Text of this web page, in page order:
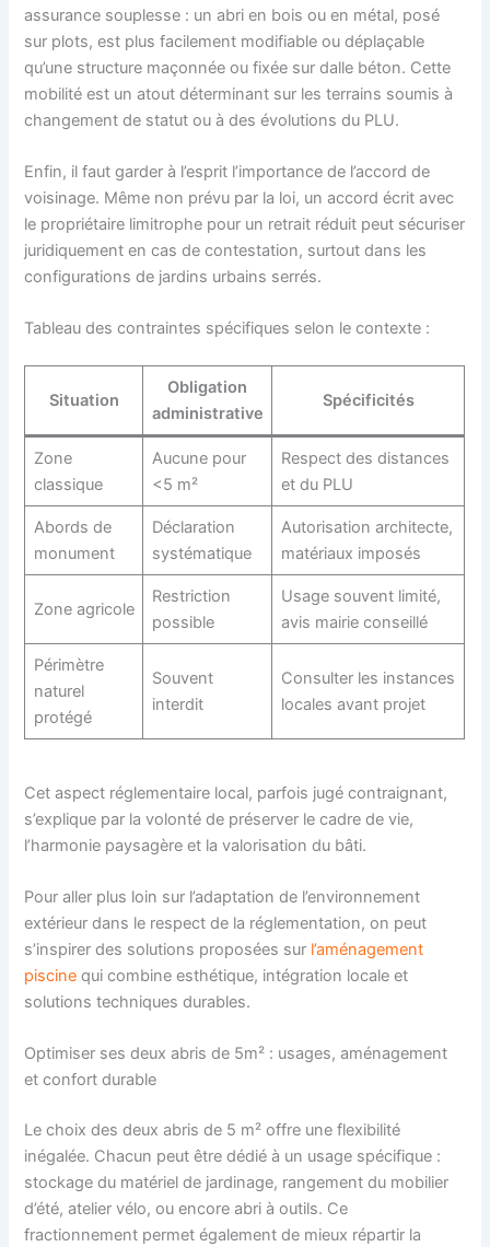
assurance souplesse : un abri en bois ou en métal, posé
sur plots, est plus facilement modifiable ou déplaçable
qu’une structure maçonnée ou fixée sur dalle béton. Cette
mobilité est un atout déterminant sur les terrains soumis à
changement de statut ou à des évolutions du PLU.
Enfin, il faut garder à l’esprit l’importance de l’accord de
voisinage. Même non prévu par la loi, un accord écrit avec
le propriétaire limitrophe pour un retrait réduit peut sécuriser
juridiquement en cas de contestation, surtout dans les
configurations de jardins urbains serrés.
Tableau des contraintes spécifiques selon le contexte :
Situation
Obligation
administrative
Spécificités
Zone
classique
Aucune pour
<5 m²
Respect des distances
et du PLU
Abords de
monument
Déclaration
systématique
Autorisation architecte,
matériaux imposés
Zone agricole
Restriction
possible
Usage souvent limité,
avis mairie conseillé
Périmètre
naturel
protégé
Souvent
interdit
Consulter les instances
locales avant projet
Cet aspect réglementaire local, parfois jugé contraignant,
s’explique par la volonté de préserver le cadre de vie,
l’harmonie paysagère et la valorisation du bâti.
Pour aller plus loin sur l’adaptation de l’environnement
extérieur dans le respect de la réglementation, on peut
s’inspirer des solutions proposées sur l’aménagement
piscine qui combine esthétique, intégration locale et
solutions techniques durables.
Optimiser ses deux abris de 5m² : usages, aménagement
et confort durable
Le choix des deux abris de 5 m² offre une flexibilité
inégalée. Chacun peut être dédié à un usage spécifique :
stockage du matériel de jardinage, rangement du mobilier
d’été, atelier vélo, ou encore abri à outils. Ce
fractionnement permet également de mieux répartir la